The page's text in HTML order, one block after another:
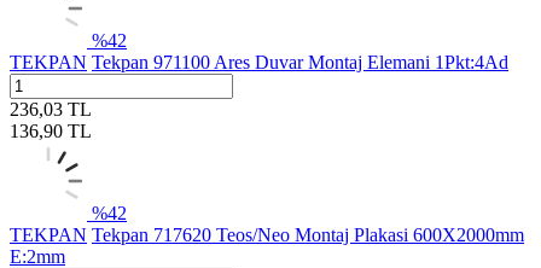
%42
TEKPAN Tekpan 971100 Ares Duvar Montaj Elemani 1Pkt:4Ad
236,03 TL
136,90 TL
%42
TEKPAN Tekpan 717620 Teos/Neo Montaj Plakasi 600X2000mm
E:2mm